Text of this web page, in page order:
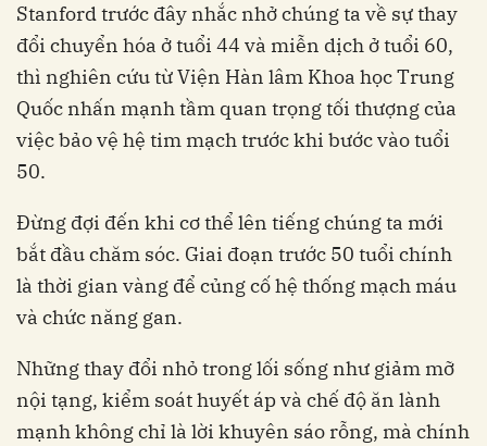
Stanford trước đây nhắc nhở chúng ta về sự thay
đổi chuyển hóa ở tuổi 44 và miễn dịch ở tuổi 60,
thì nghiên cứu từ Viện Hàn lâm Khoa học Trung
Quốc nhấn mạnh tầm quan trọng tối thượng của
việc bảo vệ hệ tim mạch trước khi bước vào tuổi
50.
Đừng đợi đến khi cơ thể lên tiếng chúng ta mới
bắt đầu chăm sóc. Giai đoạn trước 50 tuổi chính
là thời gian vàng để củng cố hệ thống mạch máu
và chức năng gan.
Những thay đổi nhỏ trong lối sống như giảm mỡ
nội tạng, kiểm soát huyết áp và chế độ ăn lành
mạnh không chỉ là lời khuyên sáo rỗng, mà chính